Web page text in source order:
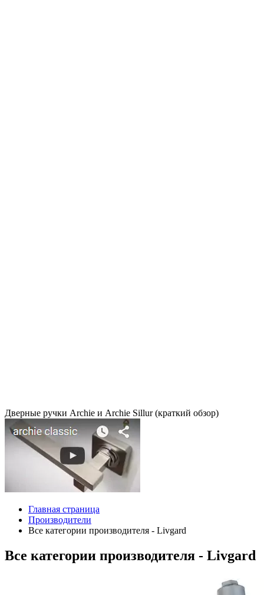
Дверные ручки Archie и Archie Sillur (краткий обзор)
Главная страница
Производители
Все категории производителя - Livgard
Все категории производителя - Livgard